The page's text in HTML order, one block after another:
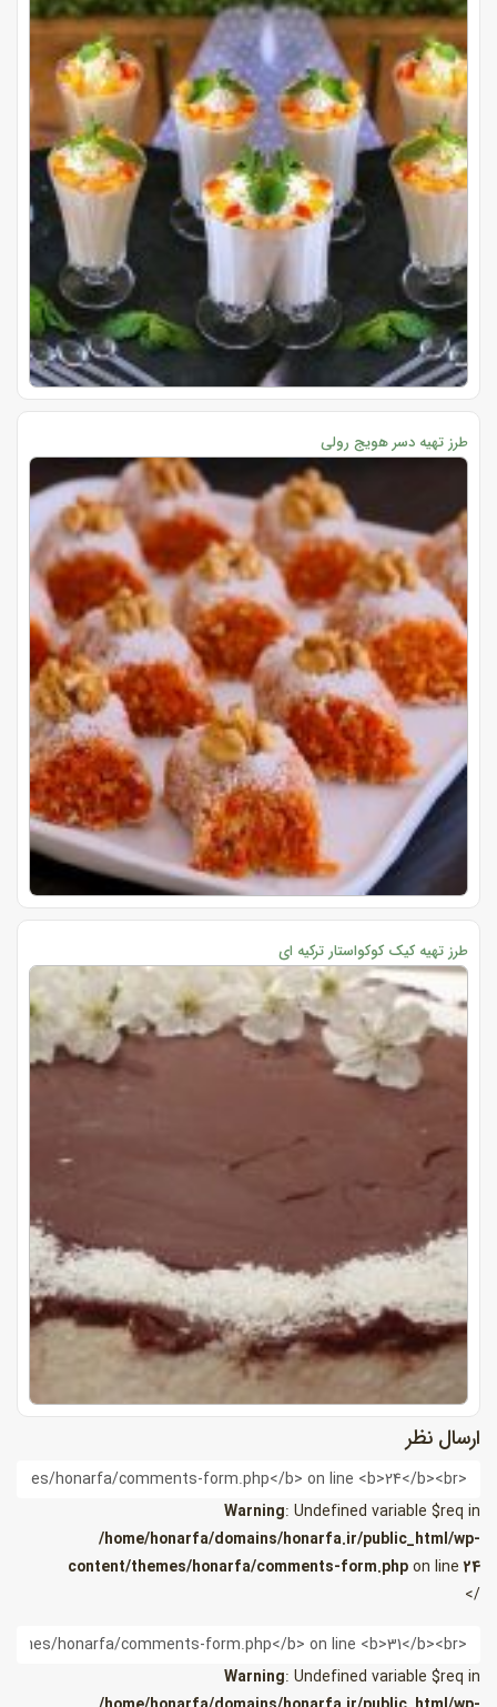
طرز تهیه دسر هویج رولی
طرز تهیه کیک کوکواستار ترکیه ای
ارسال نظر
Warning: Undefined variable $req in
/home/honarfa/domains/honarfa.ir/public_html/wp-
content/themes/honarfa/comments-form.phpon line24
/>
ایمیل
Warning: Undefined variable $req in